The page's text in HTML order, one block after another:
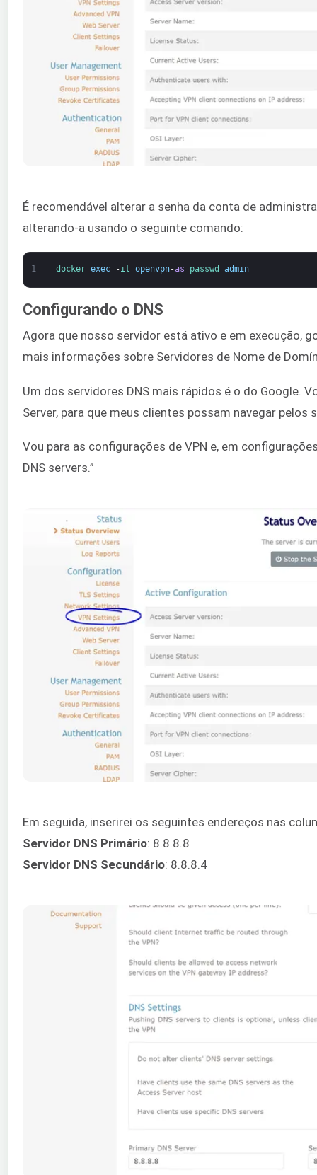
É recomendável alterar a senha da conta de
alterando-a usando o seguinte comando:
1 docker exec -it openvpn-as passwd admin
Configurando o DNS
Agora que nosso servidor está ativo e em execução,
mais informações sobre Servidores de Nome de
Um dos servidores DNS mais rápidos é o do Google.
Server, para que meus clientes possam navegar pelos
Vou para as configurações de VPN e, em
DNS servers.”
Em seguida, inserirei os seguintes endereços nas
Servidor DNS Primário: 8.8.8.8
Servidor DNS Secundário: 8.8.8.4